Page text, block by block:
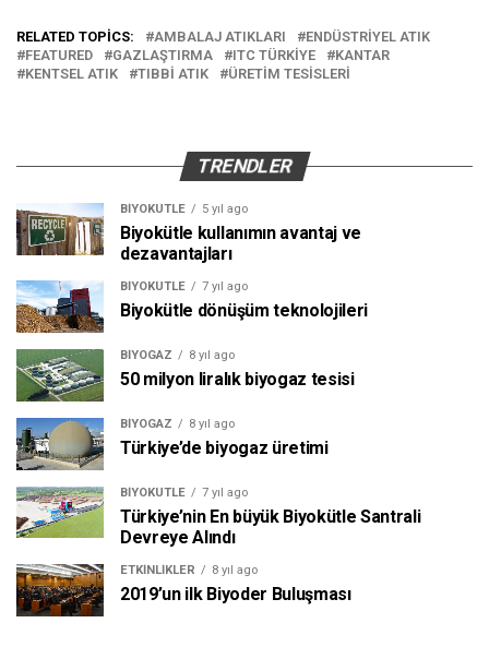
RELATED TOPICS: AMBALAJ ATIKLARI
ENDÜSTRIYEL ATIK
FEATURED
GAZLAŞTIRMA ITC TÜRKIYE
KANTAR
KENTSEL ATIK
TIBBI ATIK ÜRETIM TESISLERI
TRENDLER
BIYOKÜTLE 5 yıl ago
Biyokütle kullanımın avantaj ve
dezavantajları
BIYOKÜTLE 7 yıl ago
Biyokütle dönüşüm teknolojileri
BIYOGAZ 8 yıl ago
50 milyon liralık biyogaz tesisi
BIYOGAZ 8 yıl ago
Türkiye’de biyogaz üretimi
BIYOKÜTLE 7 yıl ago
Türkiye’nin En büyük Biyokütle Santrali
Devreye Alındı
ETKINLIKLER 8 yıl ago
2019’un ilk Biyoder Buluşması